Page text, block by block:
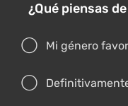
¿Qué piensas
Mi género